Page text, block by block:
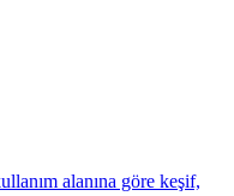
alanına göre keşif,